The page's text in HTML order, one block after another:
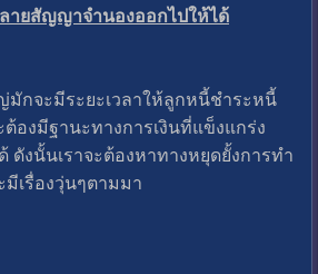
ายสัญญาจำนองออกไปให้ได้
กจะมีระยะเวลาให้ลูกหนี้ชำระหนี้
ต้องมีฐานะทางการเงินที่แข็งแกร่ง
ดังนั้นเราจะต้องหาทางหยุดยั้งการทำ
เรื่องวุ่นๆตามมา